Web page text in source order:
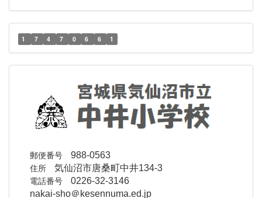
1 7 4 7 0 6 6 1
郵便番号 988-0563
住所 気仙沼市唐桑町中井134-3
電話番号 0226-32-3146
nakai-sho＠kesennuma.ed.jp